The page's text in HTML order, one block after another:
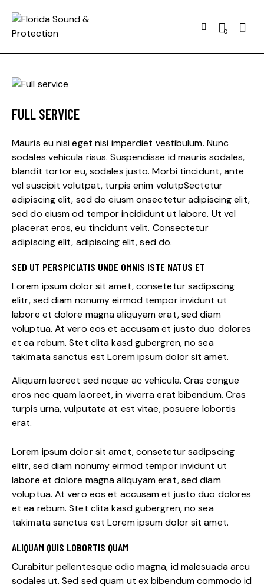
0
FULL SERVICE
Mauris eu nisi eget nisi imperdiet vestibulum. Nunc
sodales vehicula risus. Suspendisse id mauris sodales,
blandit tortor eu, sodales justo. Morbi tincidunt, ante
vel suscipit volutpat, turpis enim volutpSectetur
adipiscing elit, sed do eiusm onsectetur adipiscing elit,
sed do eiusm od tempor incididunt ut labore. Ut vel
placerat eros, eu tincidunt velit. Consectetur
adipiscing elit, adipiscing elit, sed do.
SED UT PERSPICIATIS UNDE OMNIS ISTE NATUS ET
Lorem ipsum dolor sit amet, consetetur sadipscing
elitr, sed diam nonumy eirmod tempor invidunt ut
labore et dolore magna aliquyam erat, sed diam
voluptua. At vero eos et accusam et justo duo dolores
et ea rebum. Stet clita kasd gubergren, no sea
takimata sanctus est Lorem ipsum dolor sit amet.
Aliquam laoreet sed neque ac vehicula. Cras congue
eros nec quam laoreet, in viverra erat bibendum. Cras
turpis urna, vulputate at est vitae, posuere lobortis
erat.
Lorem ipsum dolor sit amet, consetetur sadipscing
elitr, sed diam nonumy eirmod tempor invidunt ut
labore et dolore magna aliquyam erat, sed diam
voluptua. At vero eos et accusam et justo duo dolores
et ea rebum. Stet clita kasd gubergren, no sea
takimata sanctus est Lorem ipsum dolor sit amet.
ALIQUAM QUIS LOBORTIS QUAM
Curabitur pellentesque odio magna, id malesuada arcu
sodales ut. Sed sed quam ut ex bibendum commodo id